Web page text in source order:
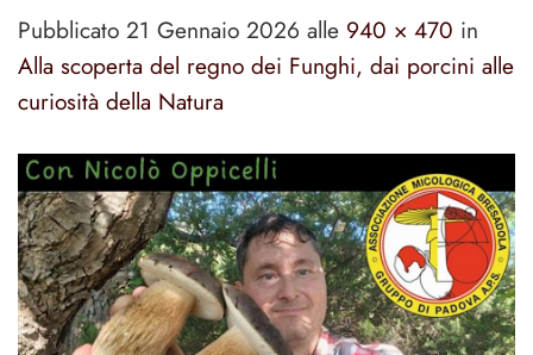
Pubblicato 21 Gennaio 2026 alle 940 × 470 in
Alla scoperta del regno dei Funghi, dai porcini alle
curiosità della Natura